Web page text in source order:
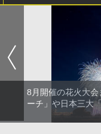
8月開催の花火大
ーチ」や日本三大